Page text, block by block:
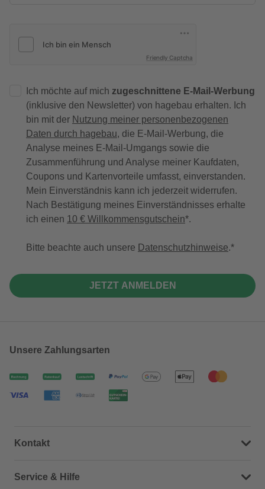
Friendly Captcha
Ich möchte auf mich zugeschnittene E-Mail-Werbung
(inklusive den Newsletter) von hagebau erhalten. Ich
bin mit der Nutzung meiner personenbezogenen
Daten durch hagebau, die E-Mail-Werbung, die
Analyse meines E-Mail-Umgangs sowie die
Zusammenführung und Analyse meiner Kaufdaten,
Coupons und Kartenvorteile umfasst, einverstanden.
Mein Einverständnis kann ich jederzeit widerrufen.
Nach Bestätigung meines Einverständnisses erhalte
ich einen 10 € Willkommensgutschein*.
Bitte beachte auch unsere Datenschutzhinweise.
JETZT ANMELDEN
Unsere Zahlungsarten
Kontakt
Dein Kontakt zu uns
Service & Hilfe